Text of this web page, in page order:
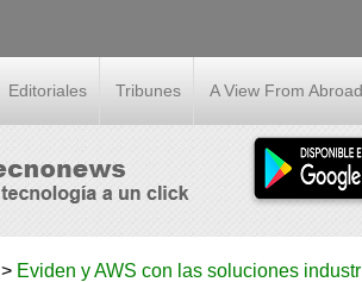
Editoriales Tribunes A View From Abroad
> Eviden y AWS con las soluciones